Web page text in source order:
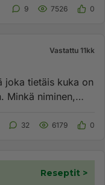
9 7526 0
Vastattu 11kk
joka tietäis kuka on
Minkä niminen,
32 6179 0